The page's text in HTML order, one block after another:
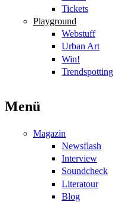
Tickets
Playground
Webstuff
Urban Art
Win!
Trendspotting
Menü
Magazin
Newsflash
Interview
Soundcheck
Literatour
Blog